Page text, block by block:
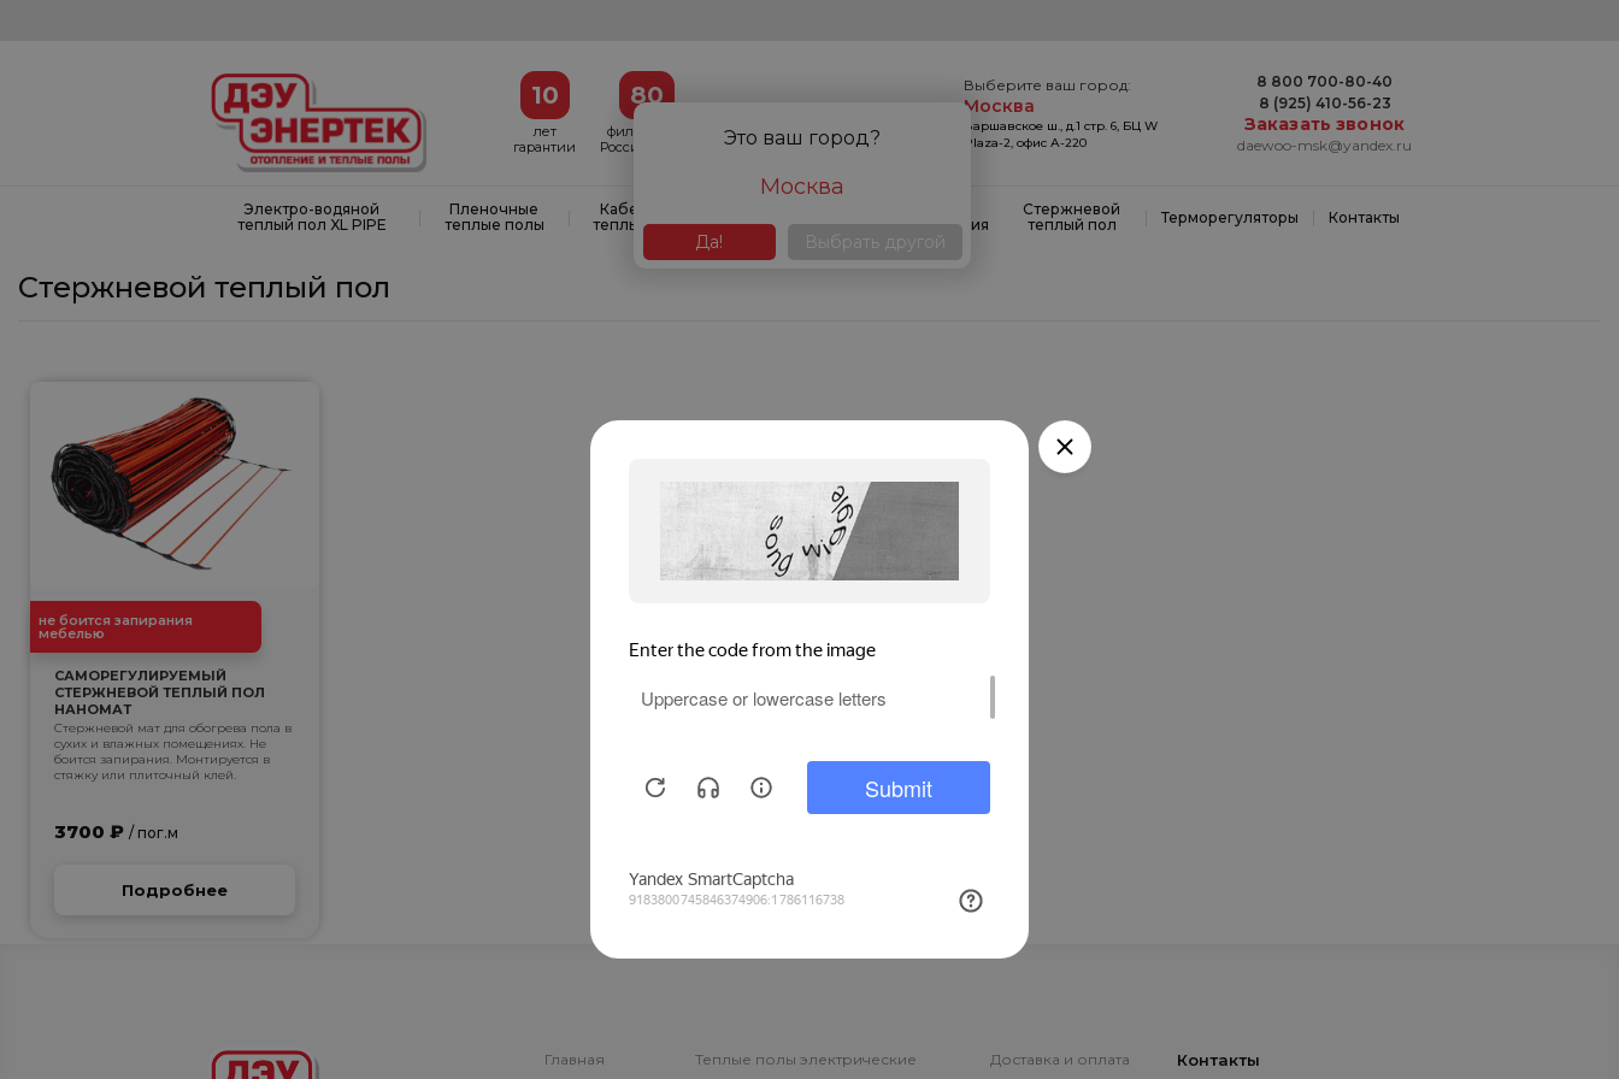
10
лет
гарантии
80
филиалов в
России и СНГ
Выберите ваш город:
Москва
Варшавское ш., д.1 стр. 6, БЦ W
Plaza-2, офис А-220
8 800 700-80-40
8 (925) 410-56-23
Заказать звонок
daewoo-msk@yandex.ru
Электро-водяной
теплый пол XL PIPE
Пленочные
теплые полы
Кабельные
теплые полы
маты
антиобледенения
Стержневой
теплый пол
Терморегуляторы Контакты
Стержневой теплый пол
не боится запирания
мебелью
САМОРЕГУЛИРУЕМЫЙ
СТЕРЖНЕВОЙ ТЕПЛЫЙ ПОЛ
НАНОМАТ
Стержневой мат для обогрева пола в
сухих и влажных помещениях. Не
боится запирания. Монтируется в
стяжку или плиточный клей.
3700 ₽ / пог.м
Подробнее
Главная Теплые полы электрические Доставка и оплата Контакты
Это ваш город?
Москва
Да! Выбрать другой